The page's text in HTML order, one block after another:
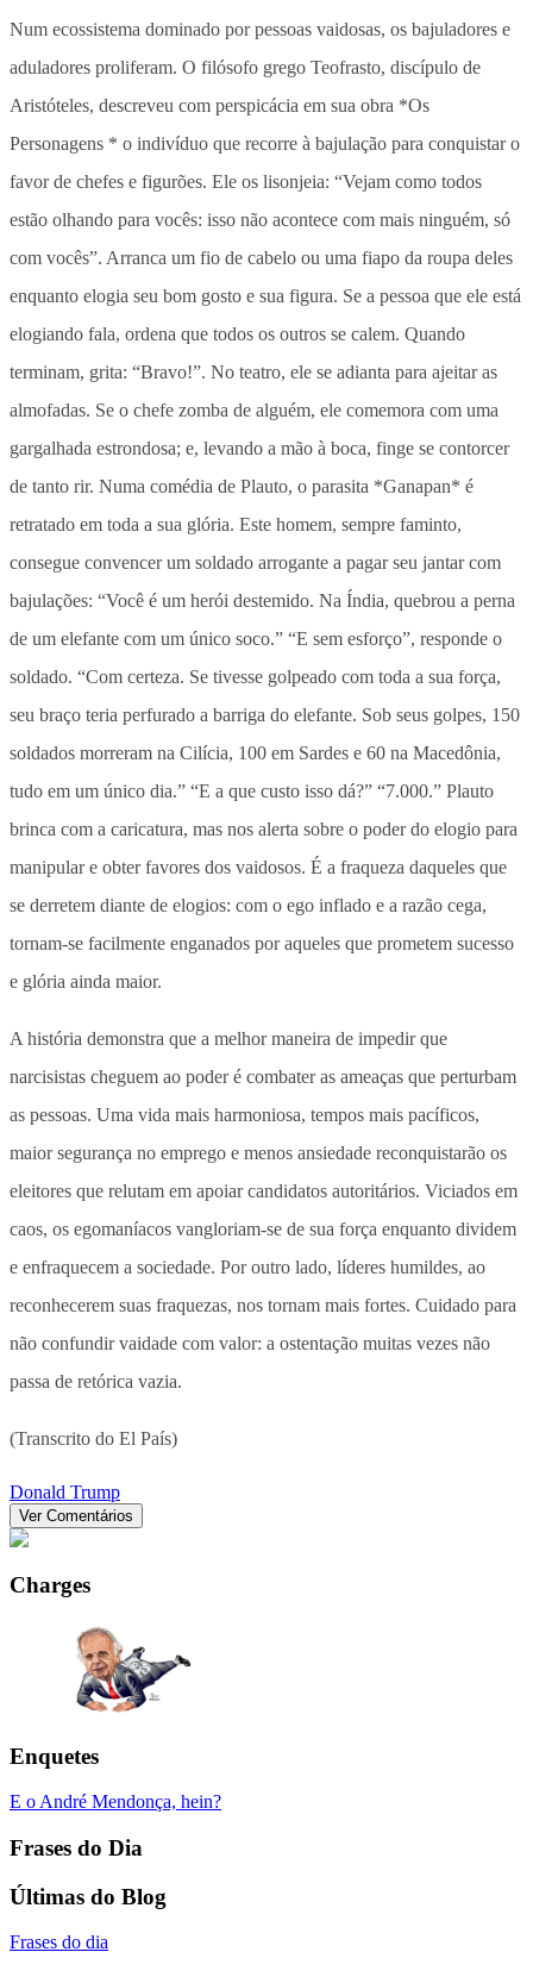
Num ecossistema dominado por pessoas vaidosas, os bajuladores e
aduladores proliferam. O filósofo grego Teofrasto, discípulo de
Aristóteles, descreveu com perspicácia em sua obra *Os
Personagens * o indivíduo que recorre à bajulação para conquistar o
favor de chefes e figurões. Ele os lisonjeia: “Vejam como todos
estão olhando para vocês: isso não acontece com mais ninguém, só
com vocês”. Arranca um fio de cabelo ou uma fiapo da roupa deles
enquanto elogia seu bom gosto e sua figura. Se a pessoa que ele está
elogiando fala, ordena que todos os outros se calem. Quando
terminam, grita: “Bravo!”. No teatro, ele se adianta para ajeitar as
almofadas. Se o chefe zomba de alguém, ele comemora com uma
gargalhada estrondosa; e, levando a mão à boca, finge se contorcer
de tanto rir. Numa comédia de Plauto, o parasita *Ganapan* é
retratado em toda a sua glória. Este homem, sempre faminto,
consegue convencer um soldado arrogante a pagar seu jantar com
bajulações: “Você é um herói destemido. Na Índia, quebrou a perna
de um elefante com um único soco.” “E sem esforço”, responde o
soldado. “Com certeza. Se tivesse golpeado com toda a sua força,
seu braço teria perfurado a barriga do elefante. Sob seus golpes, 150
soldados morreram na Cilícia, 100 em Sardes e 60 na Macedônia,
tudo em um único dia.” “E a que custo isso dá?” “7.000.” Plauto
brinca com a caricatura, mas nos alerta sobre o poder do elogio para
manipular e obter favores dos vaidosos. É a fraqueza daqueles que
se derretem diante de elogios: com o ego inflado e a razão cega,
tornam-se facilmente enganados por aqueles que prometem sucesso
e glória ainda maior.
A história demonstra que a melhor maneira de impedir que
narcisistas cheguem ao poder é combater as ameaças que perturbam
as pessoas. Uma vida mais harmoniosa, tempos mais pacíficos,
maior segurança no emprego e menos ansiedade reconquistarão os
eleitores que relutam em apoiar candidatos autoritários. Viciados em
caos, os egomaníacos vangloriam-se de sua força enquanto dividem
e enfraquecem a sociedade. Por outro lado, líderes humildes, ao
reconhecerem suas fraquezas, nos tornam mais fortes. Cuidado para
não confundir vaidade com valor: a ostentação muitas vezes não
passa de retórica vazia.
(Transcrito do El País)
Donald Trump
Ver Comentários
Charges
Enquetes
E o André Mendonça, hein?
Frases do Dia
Últimas do Blog
Frases do dia